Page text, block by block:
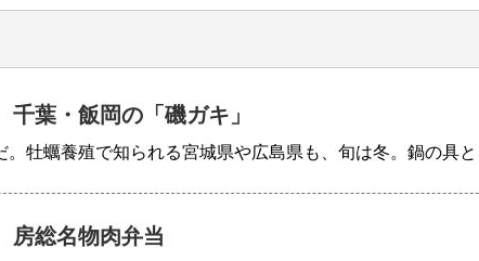
葉・飯岡の「磯ガキ」
牡蠣養殖で知られる宮城県や広島県も、旬は冬。鍋の具
房総名物肉弁当